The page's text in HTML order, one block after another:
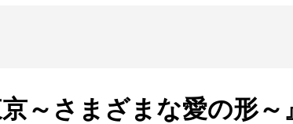
～さまざまな愛の形～